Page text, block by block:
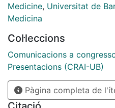
Medicine, Universitat de
Medicina
Col·leccions
Comunicacions a
Presentacions (CRAI-UB)
Pàgina completa de